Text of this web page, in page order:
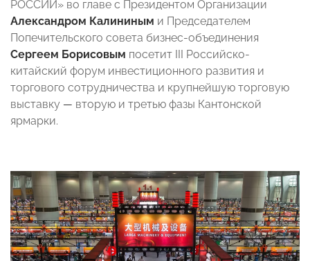
РОССИИ» во главе с Президентом Организации
Александром Калининым и Председателем
Попечительского совета бизнес-объединения
Сергеем Борисовым посетит III Российско-
китайский форум инвестиционного развития и
торгового сотрудничества и крупнейшую торговую
выставку — вторую и третью фазы Кантонской
ярмарки.